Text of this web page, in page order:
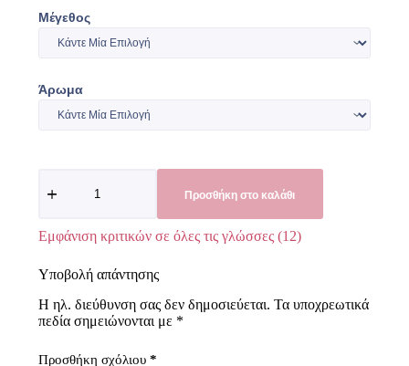
Μέγεθος
Άρωμα
Προσθήκη στο καλάθι
Εμφάνιση κριτικών σε όλες τις γλώσσες (12)
Υποβολή απάντησης
Η ηλ. διεύθυνση σας δεν δημοσιεύεται. Τα υποχρεωτικά
πεδία σημειώνονται με *
Προσθήκη σχόλιου*